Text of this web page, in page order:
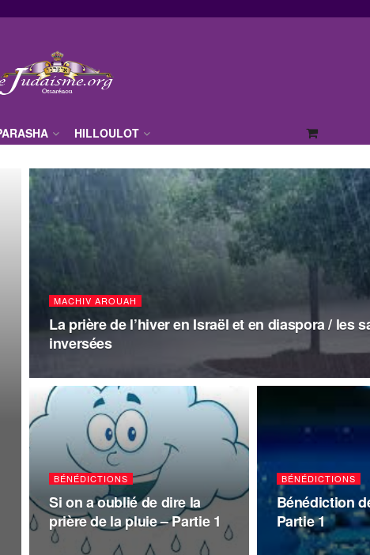
HILLOULOT
MACHIV AROUAH
La prière de l’hiver en Israël et en diaspora / les
inversées
BÉNÉDICTIONS
Si on a oublié de dire la
prière de la pluie – Partie 1
BÉNÉDICTIONS
Bénédiction
Partie 1